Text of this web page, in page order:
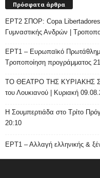
Πρόσφατα άρθρα
ΕΡΤ2 ΣΠΟΡ: Copa
Γυμναστικής Ανδρών |
ΕΡΤ1 – Ευρωπαϊκό
Τροποποίηση προγράμματος
ΤΟ ΘΕΑΤΡΟ ΤΗΣ ΚΥΡΙΑΚΗΣ
του Λουκιανού | Κυριακή
H Σουμπερτιάδα στο Τρίτο
20:10
ΕΡΤ1 – Αλλαγή ελληνικής &